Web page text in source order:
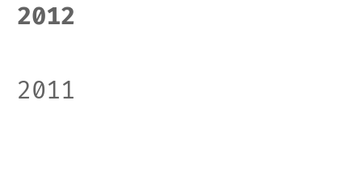
2012
2011